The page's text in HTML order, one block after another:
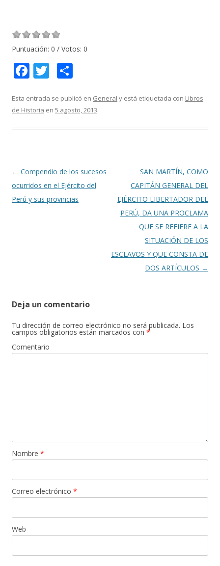
Puntuación: 0 / Votos: 0
F
e
b
k
T
itt
er
m
p
r
Esta entrada se publicó en General y está etiquetada con Libros
de Historia en 5 agosto, 2013.
Navegación
de
entradas
← Compendio de los sucesos
ocurridos en el Ejército del
Perú y sus provincias
SAN MARTÍN, COMO
CAPITÁN GENERAL DEL
EJÉRCITO LIBERTADOR DEL
PERÚ, DA UNA PROCLAMA
QUE SE REFIERE A LA
SITUACIÓN DE LOS
ESCLAVOS Y QUE CONSTA DE
DOS ARTÍCULOS →
Deja un comentario
Tu dirección de correo electrónico no será publicada. Los
campos obligatorios están marcados con *
Comentario
Nombre *
Correo electrónico *
Web